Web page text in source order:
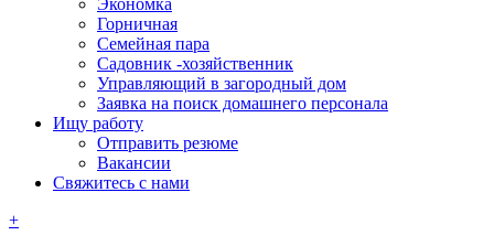
Горничная
Семейная пара
Садовник -хозяйственник
Управляющий в загородный дом
Заявка на поиск домашнего персонала
Ищу работу
Отправить резюме
Вакансии
Свяжитесь с нами
+